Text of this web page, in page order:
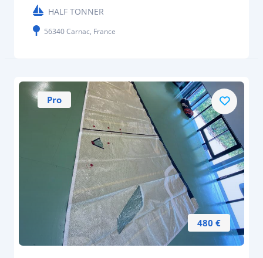
HALF TONNER
56340 Carnac, France
480 €
Pro